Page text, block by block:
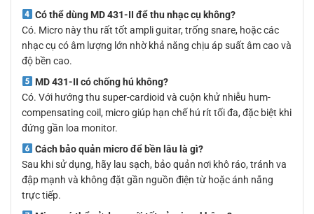
Có thể dùng MD 431-II để thu nhạc cụ không?
Có. Micro này thu rất tốt ampli guitar, trống snare, hoặc các
nhạc cụ có âm lượng lớn nhờ khả năng chịu áp suất âm cao và
độ bền cao.
MD 431-II có chống hú không?
Có. Với hướng thu super-cardioid và cuộn khử nhiễu hum-
compensating coil, micro giúp hạn chế hú rít tối đa, đặc biệt khi
đứng gần loa monitor.
Cách bảo quản micro để bền lâu là gì?
Sau khi sử dụng, hãy lau sạch, bảo quản nơi khô ráo, tránh va
đập mạnh và không đặt gần nguồn điện từ hoặc ánh nắng
trực tiếp.